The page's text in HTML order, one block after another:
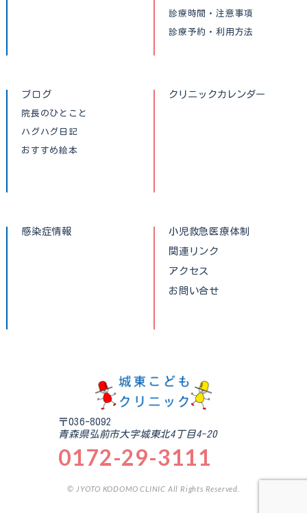
診療時間・注意事項
診療予約・利用方法
ブログ
院長のひとこと
ハグハグ日記
おすすめ絵本
クリニックカレンダー
感染症情報
小児救急医療体制
関連リンク
アクセス
お問い合せ
〒036-8092
青森県弘前市大字城東北4丁目4-20
0172-29-3111
© JYOTO KODOMO CLINIC All Rights Reserved.